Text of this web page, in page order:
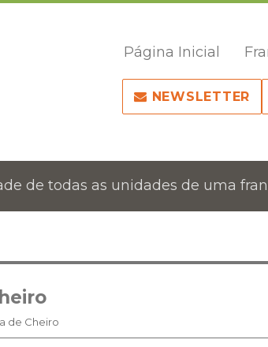
Página Inicial
NEWSLETTER
de todas as unidades de uma
de Cheiro